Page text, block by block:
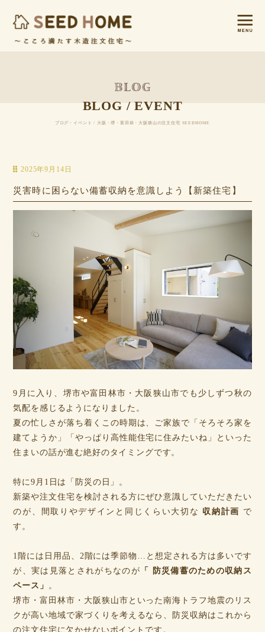
BLOG / EVENT
ブログ・イベント / 大阪・堺・富田林・大阪狭山の注文住宅 SEEDHOME
2025年9月14日
災害時に困らない備蓄収納を意識しよう【新築住宅】
9月に入り、堺市や富田林市・大阪狭山市でも少しずつ秋の
気配を感じるようになりました。
夏の忙しさが落ち着くこの時期は、ご家族で「そろそろ家を
建てようか」「やっぱり高性能住宅に住みたいね」といった
住まいの話が進む絶好のタイミングです。
特に9月1日は「防災の日」。
新築や注文住宅を検討される方にぜひ意識していただきたい
のが、間取りやデザインと同じくらい大切な 収納計画 で
す。
1階には日用品、2階には季節物…と想定される方は多いです
が、実は見落とされがちなのが 「 防災備蓄のための収納ス
ペース」
。
堺市・富田林市・大阪狭山市といった南海トラフ地震のリス
クが高い地域で家づくりを考えるなら、防災収納はこれから
の注文住宅に欠かせないポイントです。